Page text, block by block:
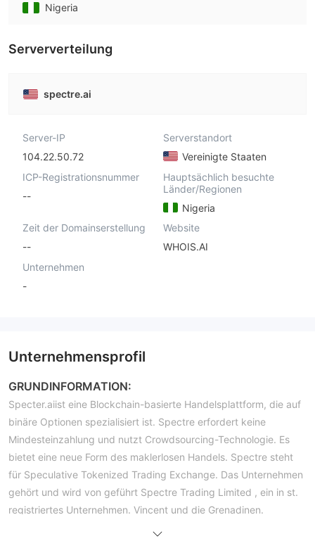
Nigeria
Serververteilung
spectre.ai
Server-IP
104.22.50.72
Serverstandort
Vereinigte Staaten
ICP-Registrationsnummer
--
Hauptsächlich besuchte
Länder/Regionen
Nigeria
Zeit der Domainserstellung
--
Website
WHOIS.AI
Unternehmen
-
Unternehmensprofil
GRUNDINFORMATION:
Specter.aiist eine Blockchain-basierte Handelsplattform, die auf
binäre Optionen spezialisiert ist. Spectre erfordert keine
Mindesteinzahlung und nutzt Crowdsourcing-Technologie. Es
bietet eine neue Form des maklerlosen Handels. Spectre steht
für Speculative Tokenized Trading Exchange. Das Unternehmen
gehört und wird von geführt Spectre Trading Limited , ein in st.
registriertes Unternehmen. Vincent und die Grenadinen.